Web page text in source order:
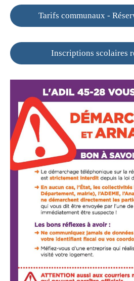
Tarifs communaux -
Inscriptions scolaires